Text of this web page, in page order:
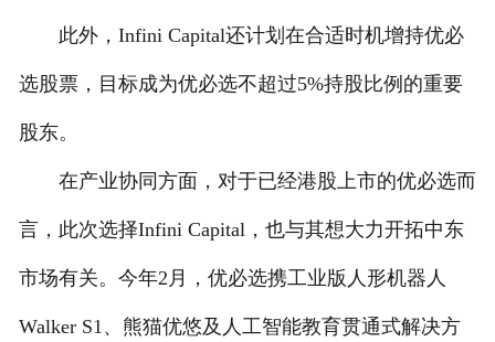
此外，Infini Capital还计划在合适时机增持优必
选股票，目标成为优必选不超过5%持股比例的重要
股东。
在产业协同方面，对于已经港股上市的优必选而
言，此次选择Infini Capital，也与其想大力开拓中东
市场有关。今年2月，优必选携工业版人形机器人
Walker S1、熊猫优悠及人工智能教育贯通式解决方